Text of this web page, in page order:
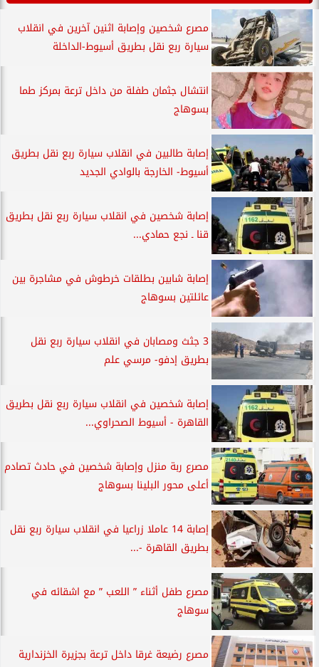
مصرع شخصين وإصابة اثنين آخرين في انقلاب
سيارة ربع نقل بطريق أسيوط-الداخلة
انتشال جثمان طفلة من داخل ترعة بمركز طما
بسوهاج
إصابة طالبين في انقلاب سيارة ربع نقل بطريق
أسيوط- الخارجة بالوادي الجديد
إصابة شخصين في انقلاب سيارة ربع نقل بطريق
قنا ـ نجع حمادي...
إصابة شابين بطلقات خرطوش في مشاجرة بين
عائلتين بسوهاج
3 جثث ومصابان في انقلاب سيارة ربع نقل
بطريق إدفو- مرسي علم
إصابة شخصين في انقلاب سيارة ربع نقل بطريق
القاهرة - أسيوط الصحراوي...
مصرع ربة منزل وإصابة شخصين في حادث تصادم
أعلى محور البلينا بسوهاج
إصابة 14 عاملا زراعيا في انقلاب سيارة ربع نقل
بطريق القاهرة -...
مصرع طفل أثناء ” اللعب ” مع اشقائه في
سوهاج
مصرع رضيعة غرقا داخل ترعة بجزيرة الخزندارية